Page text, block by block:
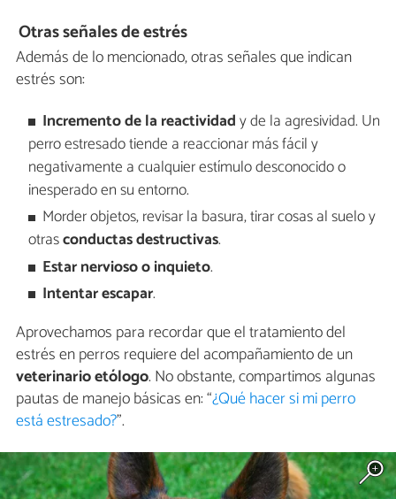
Otras señales de estrés
Además de lo mencionado, otras señales que indican
estrés son:
Incremento de la reactividady de la agresividad. Un
perro estresado tiende a reaccionar más fácil y
negativamente a cualquier estímulo desconocido o
inesperado en su entorno.
Morder objetos, revisar la basura, tirar cosas al suelo y
otrasconductas destructivas.
Estar nervioso o inquieto.
Intentar escapar.
Aprovechamos para recordar que el tratamiento del
estrés en perros requiere del acompañamiento de un
veterinario etólogo. No obstante, compartimos algunas
pautas de manejo básicas en: “¿Qué hacer si mi perro
está estresado?".